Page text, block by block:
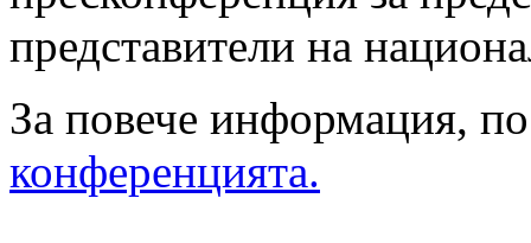
представители на
За повече информация,
конференцията.